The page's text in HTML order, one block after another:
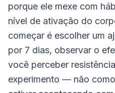
porque ele mexe com
nível de ativação do
começar é escolher um
por 7 dias, observar o
você perceber
experimento — não